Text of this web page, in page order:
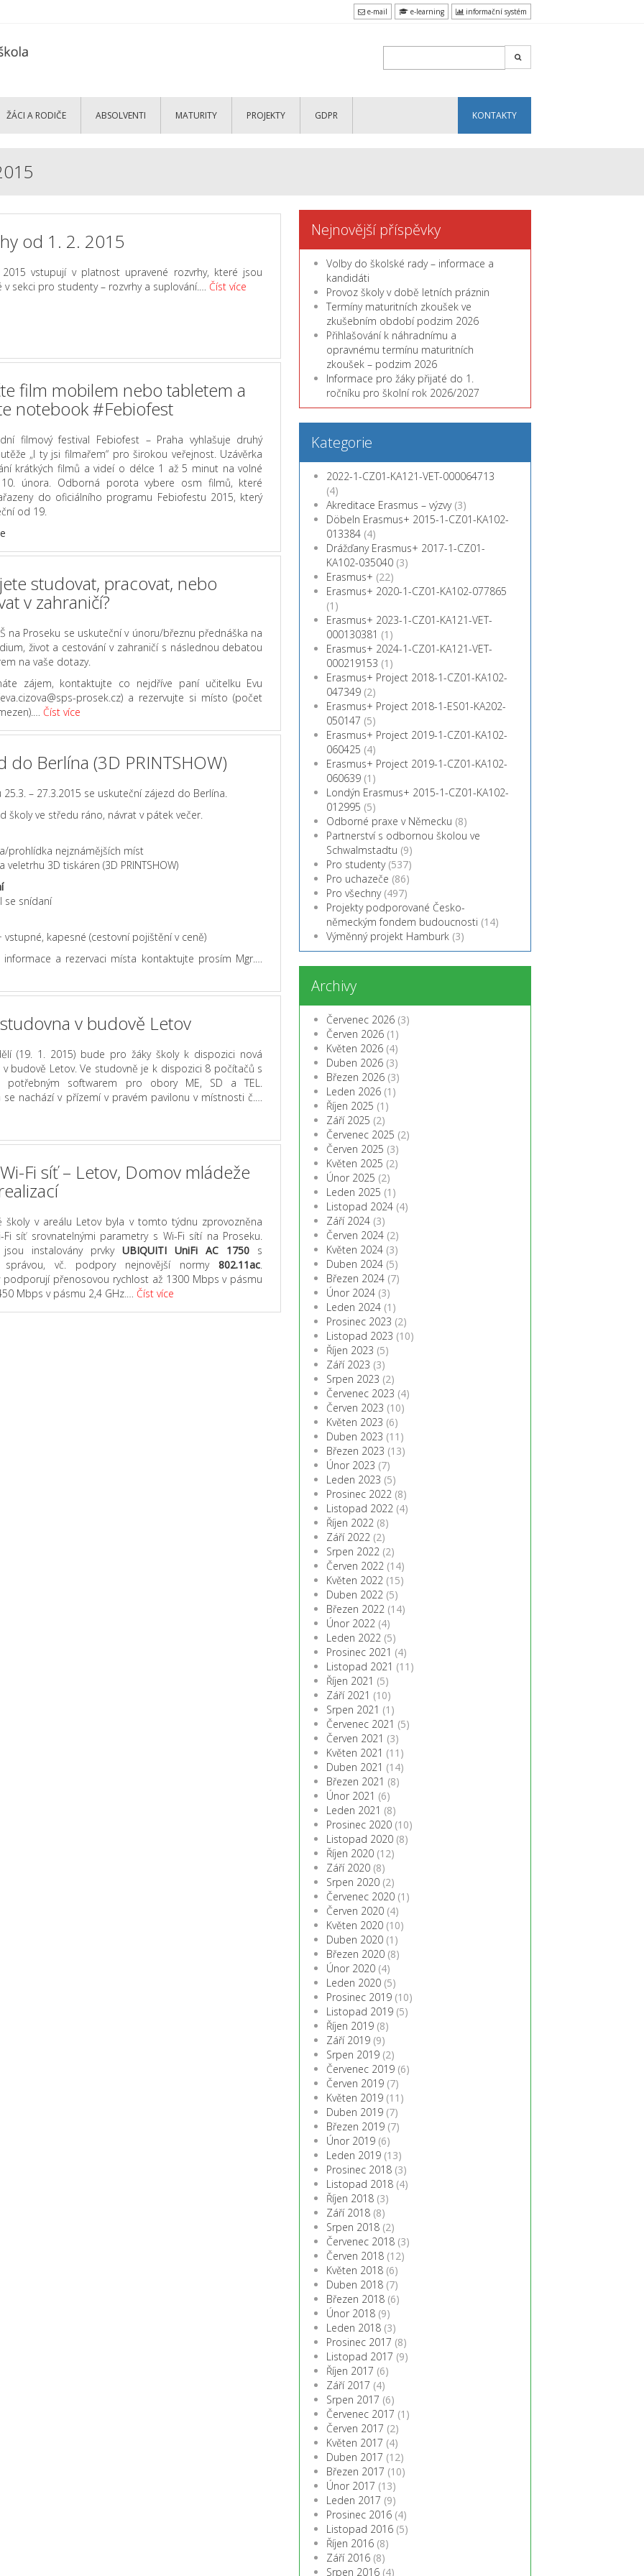
e-mail e-learning informační systém
ŽÁCI A RODIČE ABSOLVENTI MATURITY PROJEKTY GDPR KONTAKTY
od 1. 2. 2015
vstupují v platnost upravené rozvrhy, které jsou
v sekci pro studenty – rozvrhy a suplování.… Číst více
film mobilem nebo tabletem a
notebook #Febiofest
filmový festival Febiofest – Praha vyhlašuje druhý
„I ty jsi filmařem“ pro širokou veřejnost. Uzávěrka
krátkých filmů a videí o délce 1 až 5 minut na volné
února. Odborná porota vybere osm filmů, které
do oficiálního programu Febiofestu 2015, který
od 19.
studovat, pracovat, nebo
v zahraničí?
na Proseku se uskuteční v únoru/březnu přednáška na
život a cestování v zahraničí s následnou debatou
na vaše dotazy.
zájem, kontaktujte co nejdříve paní učitelku Evu
prosek.cz) a rezervujte si místo (počet
Číst více
do Berlína (3D PRINTSHOW)
25.3. – 27.3.2015 se uskuteční zájezd do Berlína.
školy ve středu ráno, návrat v pátek večer.
prohlídka nejznámějších míst
veletrhu 3D tiskáren (3D PRINTSHOW)
se snídaní
vstupné, kapesné (cestovní pojištění v ceně)
informace a rezervaci místa kontaktujte prosím Mgr.…
v budově Letov
(19. 1. 2015) bude pro žáky školy k dispozici nová
v budově Letov. Ve studovně je k dispozici 8 počítačů s
potřebným softwarem pro obory ME, SD a TEL.
se nachází v přízemí v pravém pavilonu v místnosti č.…
Fi síť – Letov, Domov mládeže
školy v areálu Letov byla v tomto týdnu zprovozněna
Fi síť srovnatelnými parametry s Wi-Fi sítí na Proseku.
jsou instalovány prvkyUBIQUITI UniFi AC 1750 s
správou, vč. podpory nejnovější normy802.11ac.
podporují přenosovou rychlost až 1300 Mbps v pásmu
Mbps v pásmu 2,4 GHz.… Číst více
Nejnovější příspěvky
Volby do školské rady – informace a
kandidáti
Provoz školy v době letních práznin
Termíny maturitních zkoušek ve
zkušebním období podzim 2026
Přihlašování k náhradnímu a
opravnému termínu maturitních
zkoušek – podzim 2026
Informace pro žáky přijaté do 1.
ročníku pro školní rok 2026/2027
Kategorie
2022-1-CZ01-KA121-VET-000064713
(4)
Akreditace Erasmus – výzvy(3)
Döbeln Erasmus+ 2015-1-CZ01-KA102-
013384(4)
Drážďany Erasmus+ 2017-1-CZ01-
KA102-035040(3)
Erasmus+ (22)
Erasmus+ 2020-1-CZ01-KA102-077865
(1)
Erasmus+ 2023-1-CZ01-KA121-VET-
000130381 (1)
Erasmus+ 2024-1-CZ01-KA121-VET-
000219153 (1)
Erasmus+ Project 2018-1-CZ01-KA102-
047349(2)
Erasmus+ Project 2018-1-ES01-KA202-
050147 (5)
Erasmus+ Project 2019-1-CZ01-KA102-
060425 (4)
Erasmus+ Project 2019-1-CZ01-KA102-
060639(1)
Londýn Erasmus+ 2015-1-CZ01-KA102-
012995 (5)
Odborné praxe v Německu (8)
Partnerství s odbornou školou ve
Schwalmstadtu (9)
Pro studenty(537)
Pro uchazeče (86)
Pro všechny(497)
Projekty podporované Česko-
německým fondem budoucnosti (14)
Výměnný projekt Hamburk(3)
Archivy
Červenec 2026(3)
Červen 2026(1)
Květen 2026(4)
Duben 2026(3)
Březen 2026(3)
Leden 2026(1)
Říjen 2025 (1)
Září 2025 (2)
Červenec 2025 (2)
Červen 2025 (3)
Květen 2025 (2)
Únor 2025 (2)
Leden 2025 (1)
Listopad 2024(4)
Září 2024(3)
Červen 2024(2)
Květen 2024(3)
Duben 2024(5)
Březen 2024(7)
Únor 2024(3)
Leden 2024(1)
Prosinec 2023 (2)
Listopad 2023 (10)
Říjen 2023 (5)
Září 2023 (3)
Srpen 2023 (2)
Červenec 2023 (4)
Červen 2023 (10)
Květen 2023 (6)
Duben 2023 (11)
Březen 2023 (13)
Únor 2023 (7)
Leden 2023 (5)
Prosinec 2022(8)
Listopad 2022(4)
Říjen 2022(8)
Září 2022(2)
Srpen 2022(2)
Červen 2022(14)
Květen 2022(15)
Duben 2022(5)
Březen 2022(14)
Únor 2022(4)
Leden 2022(5)
Prosinec 2021 (4)
Listopad 2021 (11)
Říjen 2021 (5)
Září 2021 (10)
Srpen 2021 (1)
Červenec 2021 (5)
Červen 2021 (3)
Květen 2021 (11)
Duben 2021 (14)
Březen 2021 (8)
Únor 2021 (6)
Leden 2021 (8)
Prosinec 2020(10)
Listopad 2020(8)
Říjen 2020(12)
Září 2020(8)
Srpen 2020(2)
Červenec 2020(1)
Červen 2020(4)
Květen 2020(10)
Duben 2020(1)
Březen 2020(8)
Únor 2020(4)
Leden 2020(5)
Prosinec 2019(10)
Listopad 2019(5)
Říjen 2019(8)
Září 2019(9)
Srpen 2019(2)
Červenec 2019(6)
Červen 2019(7)
Květen 2019(11)
Duben 2019(7)
Březen 2019(7)
Únor 2019(6)
Leden 2019(13)
Prosinec 2018(3)
Listopad 2018(4)
Říjen 2018(3)
Září 2018(8)
Srpen 2018(2)
Červenec 2018(3)
Červen 2018(12)
Květen 2018(6)
Duben 2018(7)
Březen 2018(6)
Únor 2018(9)
Leden 2018(3)
Prosinec 2017 (8)
Listopad 2017 (9)
Říjen 2017 (6)
Září 2017 (4)
Srpen 2017 (6)
Červenec 2017 (1)
Červen 2017 (2)
Květen 2017 (4)
Duben 2017 (12)
Březen 2017 (10)
Únor 2017 (13)
Leden 2017 (9)
Prosinec 2016(4)
Listopad 2016(5)
Říjen 2016(8)
Září 2016(8)
Srpen 2016(4)